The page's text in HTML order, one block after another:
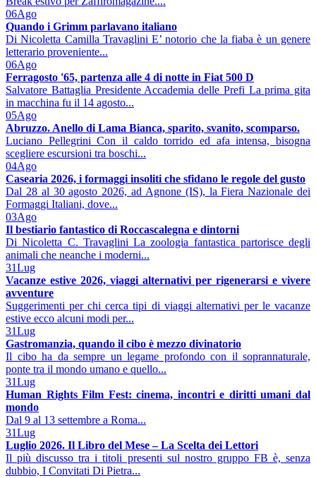
06Ago
Quando i Grimm parlavano italiano
Di Nicoletta Camilla Travaglini E’ notorio che la fiaba è un genere
letterario proveniente...
06Ago
Ferragosto '65, partenza alle 4 di notte in Fiat 500 D
Salvatore Battaglia Presidente Accademia delle Prefi La prima gita
in macchina fu il 14 agosto...
05Ago
Abruzzo. Anello di Lama Bianca, sparito, svanito, scomparso.
Luciano Pellegrini Con il caldo torrido ed afa intensa, bisogna
scegliere escursioni tra boschi...
04Ago
Casearia 2026, i formaggi insoliti che sfidano le regole del gusto
Dal 28 al 30 agosto 2026, ad Agnone (IS), la Fiera Nazionale dei
Formaggi Italiani, dove...
03Ago
Il bestiario fantastico di Roccascalegna e dintorni
Di Nicoletta C. Travaglini La zoologia fantastica partorisce degli
animali che neanche i moderni...
31Lug
Vacanze estive 2026, viaggi alternativi per rigenerarsi e vivere
avventure
Suggerimenti per chi cerca tipi di viaggi alternativi per le vacanze
estive ecco alcuni modi per...
31Lug
Gastromanzia, quando il cibo è mezzo divinatorio
Il cibo ha da sempre un legame profondo con il soprannaturale,
ponte tra il mondo umano e quello...
31Lug
Human Rights Film Fest: cinema, incontri e diritti umani dal
mondo
Dal 9 al 13 settembre a Roma...
31Lug
Luglio 2026. Il Libro del Mese – La Scelta dei Lettori
Il più discusso tra i titoli presenti sul nostro gruppo FB è, senza
dubbio, I Convitati Di Pietra...